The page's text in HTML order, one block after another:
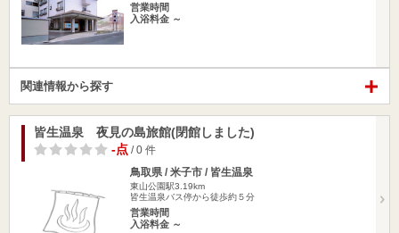
営業時間
入浴料金 ～
関連情報から探す
皆生温泉 夜見の島旅館(閉館しました)
-点 / 0 件
鳥取県 / 米子市 / 皆生温泉
東山公園駅3.19km
皆生温泉バス停から徒歩約５分
営業時間
入浴料金 ～